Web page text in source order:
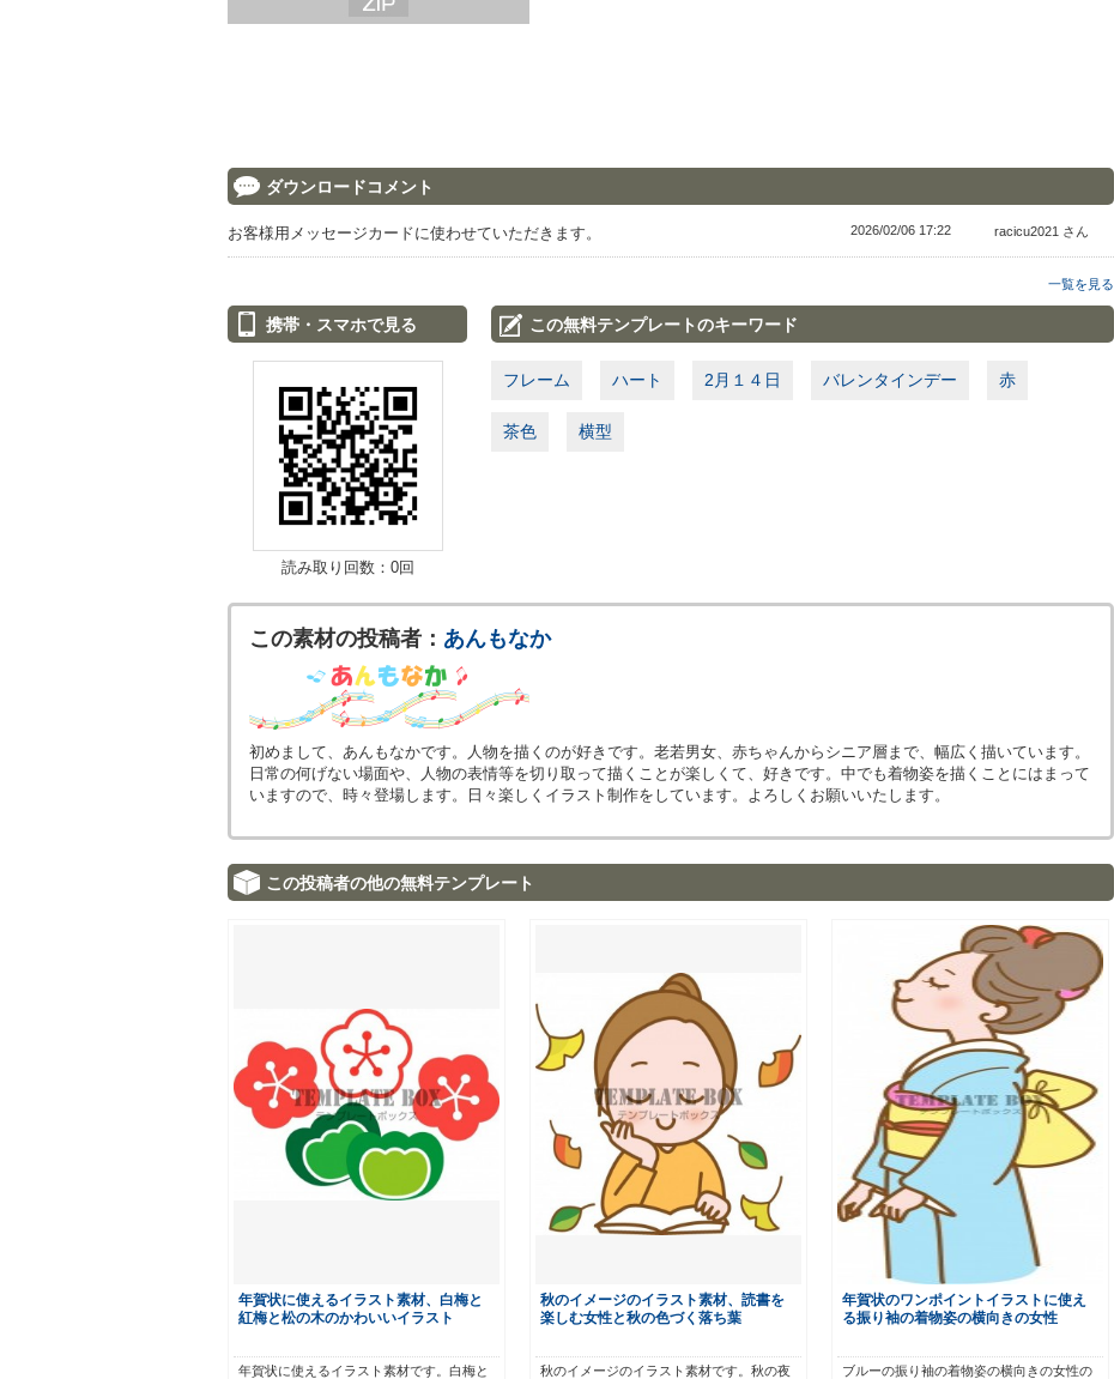
ダウンロードコメント
お客様用メッセージカードに使わせていただきます。 2026/02/06 17:22 racicu2021 さん
一覧を見る
携帯・スマホで見る
読み取り回数：0回
この無料テンプレートのキーワード
フレーム ハート 2月１４日 バレンタインデー 赤
茶色 横型
この素材の投稿者： あんもなか
初めまして、あんもなかです。人物を描くのが好きです。老若男女、赤ちゃんからシニア層まで、幅広く描いています。
日常の何げない場面や、人物の表情等を切り取って描くことが楽しくて、好きです。中でも着物姿を描くことにはまって
いますので、時々登場します。日々楽しくイラスト制作をしています。よろしくお願いいたします。
この投稿者の他の無料テンプレート
年賀状に使えるイラスト素材、白梅と
紅梅と松の木のかわいいイラスト
年賀状に使えるイラスト素材です。白梅と
秋のイメージのイラスト素材、読書を
楽しむ女性と秋の色づく落ち葉
秋のイメージのイラスト素材です。秋の夜
年賀状のワンポイントイラストに使え
る振り袖の着物姿の横向きの女性
ブルーの振り袖の着物姿の横向きの女性の